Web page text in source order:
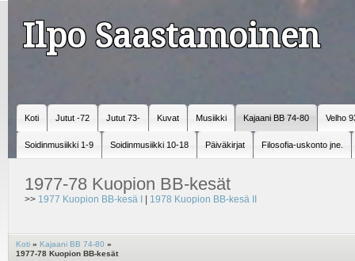
Ilpo Saastamoinen
Koti Jutut -72 Jutut 73- Kuvat Musiikki Kajaani BB 74-80 Velho
Soidinmusiikki 1-9 Soidinmusiikki 10-18 Päiväkirjat Filosofia-uskonto jne.
1977-78 Kuopion BB-kesät
>> 1977 Kuopion BB-kesä I 1978 Kuopion BB-kesä II
Koti » Kajaani BB 74-80 »
1977-78 Kuopion BB-kesät